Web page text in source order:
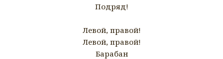
Подряд!
Левой, правой!
Левой, правой!
Барабан